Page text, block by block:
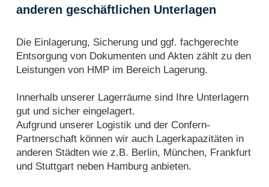
anderen geschäftlichen Unterlagen
Die Einlagerung, Sicherung und ggf. fachgerechte
Entsorgung von Dokumenten und Akten zählt zu den
Leistungen von HMP im Bereich Lagerung.
Innerhalb unserer Lagerräume sind Ihre Unterlagern
gut und sicher eingelagert.
Aufgrund unserer Logistik und der Confern-
Partnerschaft können wir auch Lagerkapazitäten in
anderen Städten wie z.B. Berlin, München, Frankfurt
und Stuttgart neben Hamburg anbieten.